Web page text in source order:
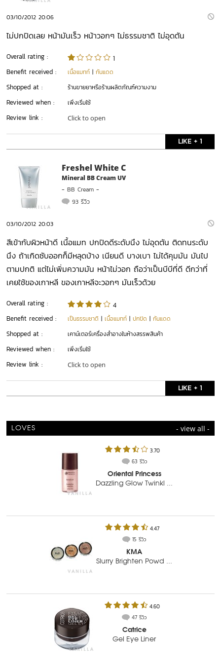
03/10/2012 20:06
ไม่ปกปิดเลย หน้ามันเร็ว หน้าวอกๆ ไม่ธรรมชาติ ไม่อุดตัน
Overall rating :
1
Benefit received :
เนื้อแมทท์ |กันแดด
Shopped at : ร้านขายยาหรือร้านผลิตภัณฑ์ความงาม
Reviewed when : เพิ่งเริ่มใช้
Review link : Click to open
LIKE + 1
Freshel White C
Mineral BB Cream UV
-BB Cream -
93 รีวิว
03/10/2012 20:03
สีเข้ากับผิวหน้าดี เนื้อแมท ปกปิดดีระดับนึง ไม่อุดตัน ติดทนระดับ
นึง ถ้าเกิดซับออกก็มีหลุดบ้าง เนียนดี บางเบา ไม่ได้คุมมัน มันไป
ตามปกติ แต่ไม่เพิ่มความมัน หน้าไม่วอก ถือว่าเป็นบีบีที่ดี ดีกว่าที่
เคยใช้ของเกาหลี ของเกาหลีจะวอกๆ มันเร็วด้วย
Overall rating :
4
Benefit received :
เป็นธรรมชาติ |เนื้อแมทท์ |ปกปิด |กันแดด
Shopped at : เคาน์เตอร์เครื่องสำอางในห้างสรรพสินค้า
Reviewed when : เพิ่งเริ่มใช้
Review link : Click to open
LIKE + 1
LOVES - view all -
3.70
63 รีวิว
Oriental Princess
Dazzling Glow Twinkl ...
4.47
15 รีวิว
KMA
Slurry Brighten Powd ...
4.60
47 รีวิว
Catrice
Gel Eye Liner